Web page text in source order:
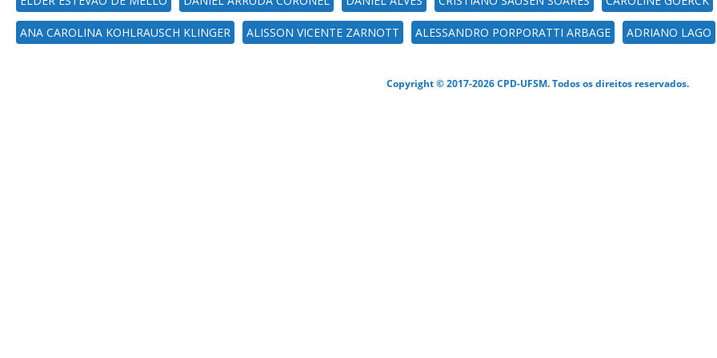
ANA CAROLINA KOHLRAUSCH KLINGER ALISSON VICENTE ZARNOTT ALESSANDRO PORPORATTI ARBAGE ADRIANO LAGO
Copyright © 2017-2026 CPD-UFSM. Todos os direitos reservados.